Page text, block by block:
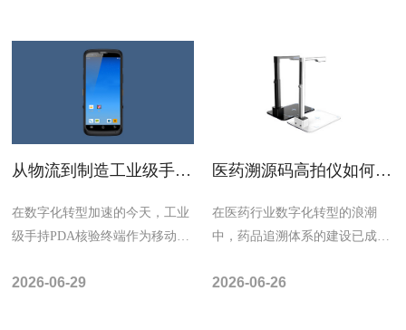
从物流到制造工业级手持
+通信赋能企业数字化转
型
在数字化转型加速的今天，工业
级手持PDA核验终端作为移动数
工业级性能与多...
2026-06-29
医药溯源码高拍仪如何构
解析
​在医药行业数字化转型的浪潮
中，药品追溯体系的建设已成为
作为连接物理世界...
2026-06-26